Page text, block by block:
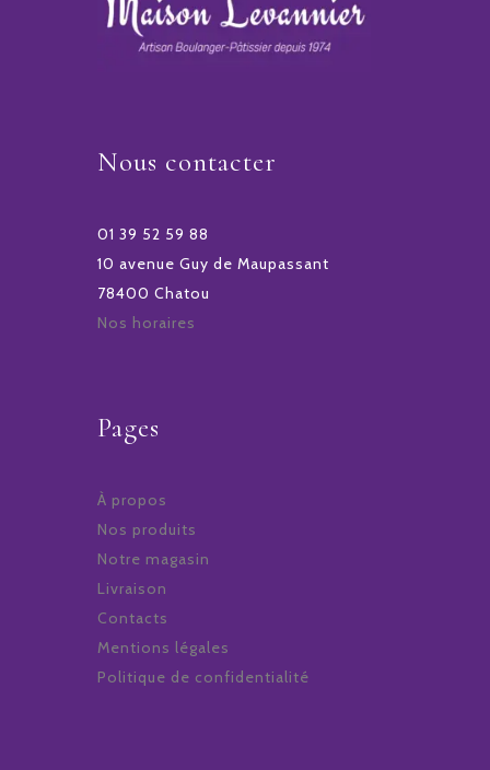
Nous contacter
01 39 52 59 88
10 avenue Guy de Maupassant
78400 Chatou
Nos horaires
Pages
À propos
Nos produits
Notre magasin
Livraison
Contacts
Mentions légales
Politique de confidentialité